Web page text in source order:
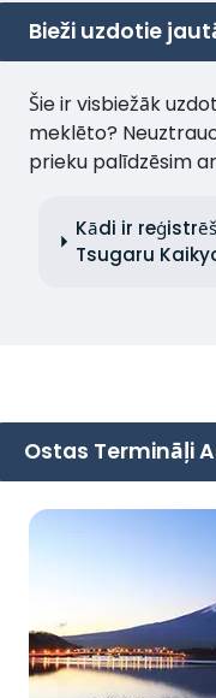
Bieži uzdotie
Šie ir visbiežāk
meklēto?
prieku palīdzēsim
Kādi ir
Tsugaru
Ostas Termināļi